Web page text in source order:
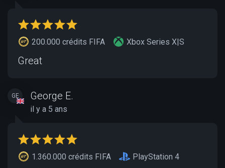
200.000 crédits FIFA Xbox Series X|S
Great
GE George E.
il y a 5 ans
1.360.000 crédits FIFA
PlayStation 4